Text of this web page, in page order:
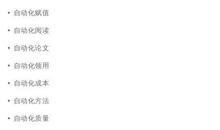
自动化赋值
自动化阅读
自动化论文
自动化领用
自动化成本
自动化方法
自动化质量